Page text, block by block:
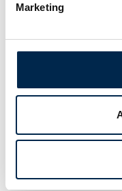
Marketing
Transportmessen er en
transportbranchen. Nyt
end 530.000